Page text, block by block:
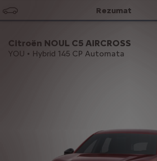
Rezumat
Citroën NOUL C5 AIRCROSS
YOU • Hybrid 145 CP Automata